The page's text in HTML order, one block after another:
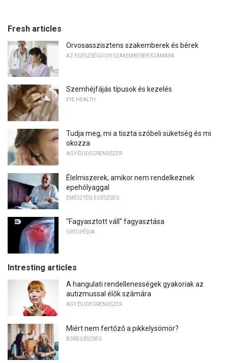
Fresh articles
Orvosasszisztens szakemberek és bérek
AZ EGÉSZSÉGÜGYI SZAKEMBEREK SZÁMÁRA
Szemhéjfájás típusok és kezelés
EYE HEALTH
Tudja meg, mi a tiszta szóbeli süketség és mi
okozza
AGY ÉS IDEGRENDSZER
Élelmiszerek, amikor nem rendelkeznek
epehólyaggal
EMÉSZTÉSI EGÉSZSÉG
"Fagyasztott váll" fagyasztása
ORTOPÉDIA
Intresting articles
A hangulati rendellenességek gyakoriak az
autizmussal élők számára
AGY ÉS IDEGRENDSZER
Miért nem fertőző a pikkelysömör?
BŐREGÉSZSÉG